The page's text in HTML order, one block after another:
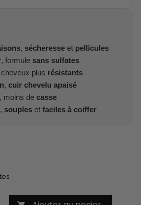
, sécheresse et pellicules
, formule sans sulfates
cheveux plus résistants
, cuir chevelu apaisé
, moins de casse
, souples et faciles à coiffer